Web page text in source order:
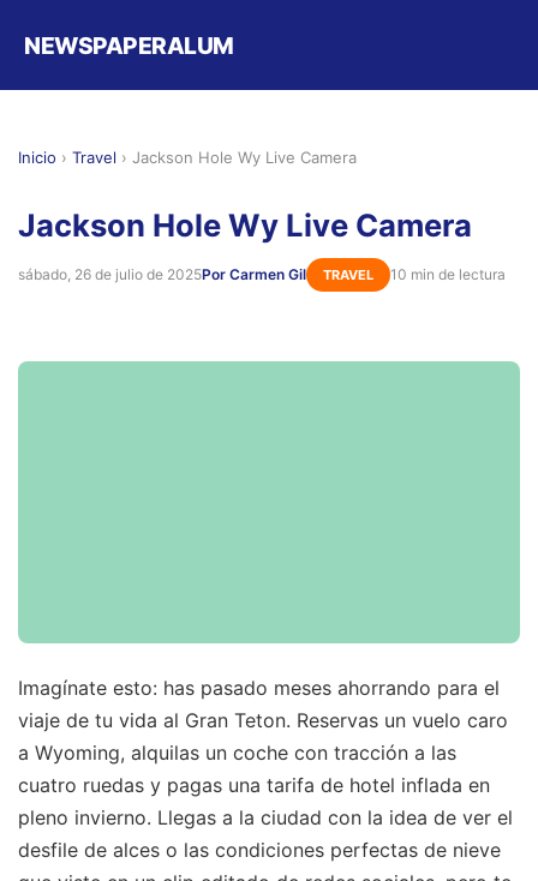
NEWSPAPERALUM
Inicio › Travel › Jackson Hole Wy Live Camera
Jackson Hole Wy Live Camera
sábado, 26 de julio de 2025Por Carmen Gil TRAVEL 10 min de lectura
Imagínate esto: has pasado meses ahorrando para el
viaje de tu vida al Gran Teton. Reservas un vuelo caro
a Wyoming, alquilas un coche con tracción a las
cuatro ruedas y pagas una tarifa de hotel inflada en
pleno invierno. Llegas a la ciudad con la idea de ver el
desfile de alces o las condiciones perfectas de nieve